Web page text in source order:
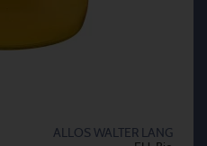
ALLOS WALTER LANG